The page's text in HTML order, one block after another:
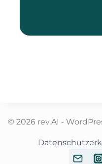
© 2026 rev.AI -